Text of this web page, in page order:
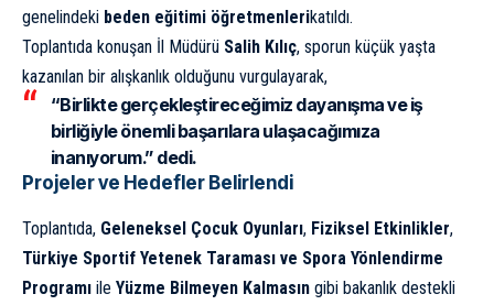
genelindeki beden eğitimi öğretmenlerikatıldı.
Toplantıda konuşan İl Müdürü Salih Kılıç, sporun küçük yaşta
kazanılan bir alışkanlık olduğunu vurgulayarak,
“Birlikte gerçekleştireceğimiz dayanışma ve iş
birliğiyle önemli başarılara ulaşacağımıza
inanıyorum.” dedi.
Projeler ve Hedefler Belirlendi
Toplantıda, Geleneksel Çocuk Oyunları, Fiziksel Etkinlikler,
Türkiye Sportif Yetenek Taraması ve Spora Yönlendirme
Programı ile Yüzme Bilmeyen Kalmasın gibi bakanlık destekli